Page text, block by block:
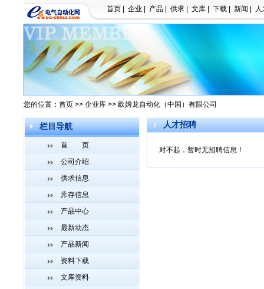
首页| 企业 产品| 供求| 文库| 下载| 新闻 人
您的位置： 首页 >> 企业库 >> 欧姆龙自动化（中国）有限公司
栏目导航
首 页
公司介绍
供求信息
库存信息
产品中心
最新动态
产品新闻
资料下载
文库资料
人才招聘
对不起，暂时无招聘信息！